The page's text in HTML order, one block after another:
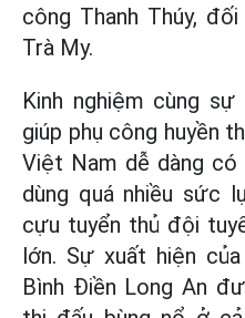
công Thanh Thúy,
Trà My.
Kinh nghiệm cùng
giúp phụ công huyền
Việt Nam dễ dàng
dùng quá nhiều sức
cựu tuyển thủ đội
lớn. Sự xuất hiện
Bình Điền Long An